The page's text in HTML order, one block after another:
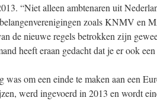
“Niet alleen ambtenaren uit
zoals KNMV en
de nieuwe regels betrokken zijn
heeft eraan gedacht dat je er ook
om een einde te maken aan een
werd ingevoerd in 2013 en wordt